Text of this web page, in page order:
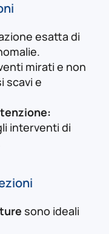
esatta di
mirati e non
scavi e
interventi di
sono ideali